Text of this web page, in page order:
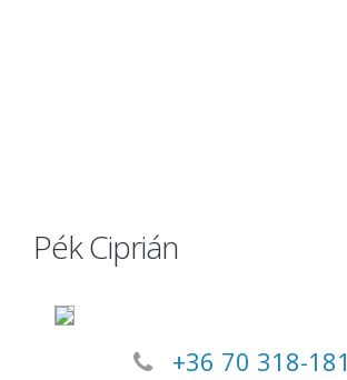
Pék Ciprián
+36 70 318-